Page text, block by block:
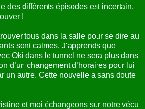
des différents épisodes est incertain,
!
tous dans la salle pour se dire au
sont calmes. J’apprends que
Oki dans le tunnel ne sera plus dans
d’un changement d’horaires pour lui
un autre. Cette nouvelle a sans doute
et moi échangeons sur notre vécu